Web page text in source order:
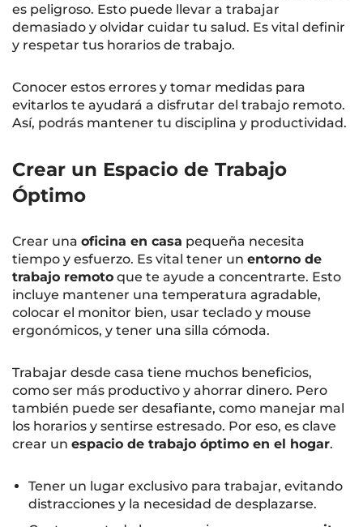
es peligroso. Esto puede llevar a trabajar
demasiado y olvidar cuidar tu salud. Es vital definir
y respetar tus horarios de trabajo.
Conocer estos errores y tomar medidas para
evitarlos te ayudará a disfrutar del trabajo remoto.
Así, podrás mantener tu disciplina y productividad.
Crear un Espacio de Trabajo
Óptimo
Crear una oficina en casa pequeña necesita
tiempo y esfuerzo. Es vital tener un entorno de
trabajo remoto que te ayude a concentrarte. Esto
incluye mantener una temperatura agradable,
colocar el monitor bien, usar teclado y mouse
ergonómicos, y tener una silla cómoda.
Trabajar desde casa tiene muchos beneficios,
como ser más productivo y ahorrar dinero. Pero
también puede ser desafiante, como manejar mal
los horarios y sentirse estresado. Por eso, es clave
crear un espacio de trabajo óptimo en el hogar.
Tener un lugar exclusivo para trabajar, evitando
distracciones y la necesidad de desplazarse.